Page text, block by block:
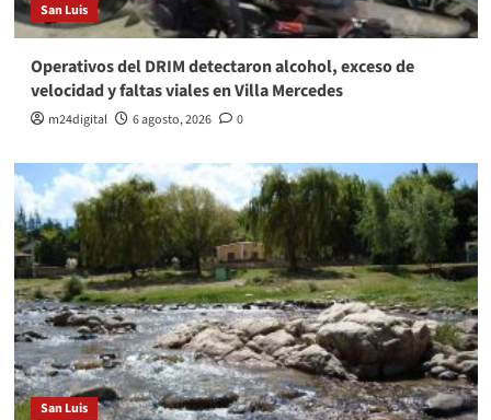
San Luis
Operativos del DRIM detectaron alcohol, exceso de
velocidad y faltas viales en Villa Mercedes
m24digital 6 agosto, 2026 0
San Luis